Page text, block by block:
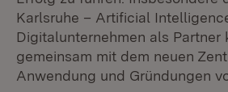
Karlsruhe – Artificial
Digitalunternehmen als Partner
gemeinsam mit dem neuen
Anwendung und Gründungen